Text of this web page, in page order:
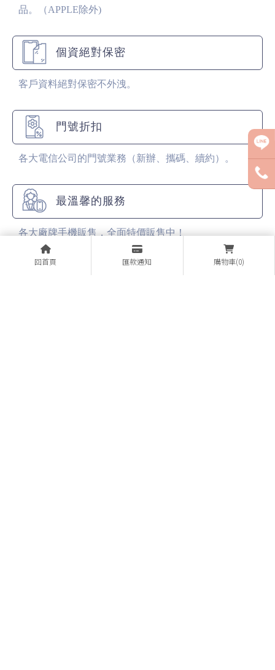
回首頁 匯款通知 購物車(0)
品。（APPLE除外)
個資絕對保密
客戶資料絕對保密不外洩。
門號折扣
各大電信公司的門號業務（新辦、攜碼、續約）。
最溫馨的服務
各大廠牌手機販售，全面特價販售中！